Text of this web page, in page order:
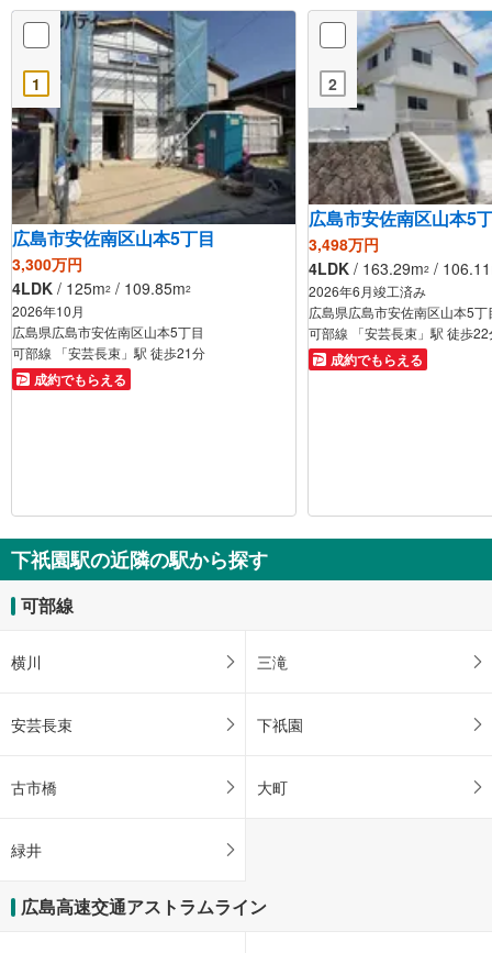
1
広島市安佐南区山本5丁目
3,300万円
4LDK / 125m2 / 109.85m2
2026年10月
広島県広島市安佐南区山本5丁目
可部線 「安芸長束」駅 徒歩21分
成約でもらえる
2
広島市安佐南区山本5
3,498万円
4LDK / 163.29m2 /
2026年6月竣工済み
広島県広島市安佐南区山本5丁
可部線 「安芸長束」駅 徒歩22
成約でもらえる
下祇園駅の近隣の駅から探す
可部線
横川 三滝
安芸長束 下祇園
古市橋 大町
緑井
広島高速交通アストラムライン